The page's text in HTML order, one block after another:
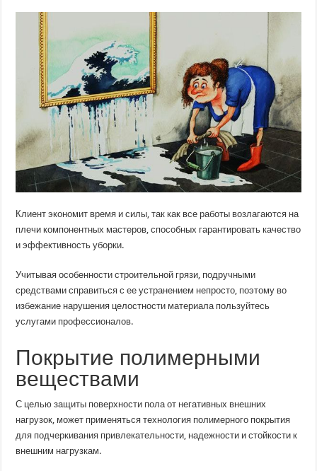
Клиент экономит время и силы, так как все работы возлагаются на
плечи компонентных мастеров, способных гарантировать качество
и эффективность уборки.
Учитывая особенности строительной грязи, подручными
средствами справиться с ее устранением непросто, поэтому во
избежание нарушения целостности материала пользуйтесь
услугами профессионалов.
Покрытие полимерными
веществами
С целью защиты поверхности пола от негативных внешних
нагрузок, может применяться технология полимерного покрытия
для подчеркивания привлекательности, надежности и стойкости к
внешним нагрузкам.